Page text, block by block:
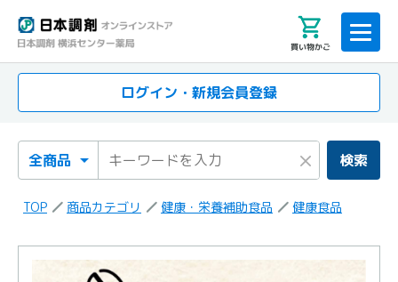
買い物かご
ログイン・新規会員登録
検索カテゴリ
検索キーワード × 検索
TOP 商品カテゴリ 健康・栄養補助食品 健康食品